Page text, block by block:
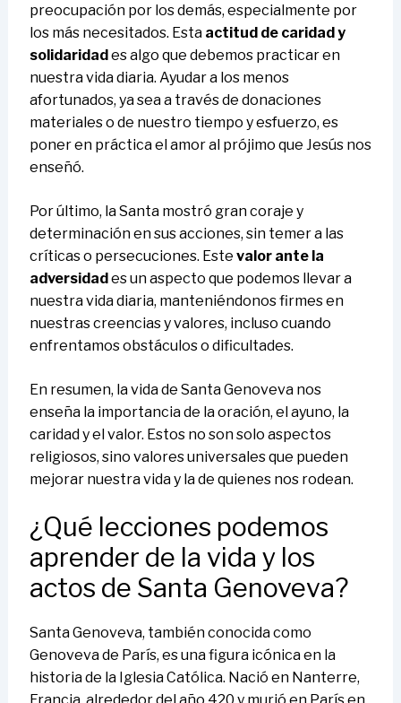
preocupación por los demás, especialmente por
los más necesitados. Esta actitud de caridad y
solidaridades algo que debemos practicar en
nuestra vida diaria. Ayudar a los menos
afortunados, ya sea a través de donaciones
materiales o de nuestro tiempo y esfuerzo, es
poner en práctica el amor al prójimo que Jesús nos
enseñó.
Por último, la Santa mostró gran coraje y
determinación en sus acciones, sin temer a las
críticas o persecuciones. Este valor ante la
adversidades un aspecto que podemos llevar a
nuestra vida diaria, manteniéndonos firmes en
nuestras creencias y valores, incluso cuando
enfrentamos obstáculos o dificultades.
En resumen, la vida de Santa Genoveva nos
enseña la importancia de la oración, el ayuno, la
caridad y el valor. Estos no son solo aspectos
religiosos, sino valores universales que pueden
mejorar nuestra vida y la de quienes nos rodean.
¿Qué lecciones podemos
aprender de la vida y los
actos de Santa Genoveva?
Santa Genoveva, también conocida como
Genoveva de París, es una figura icónica en la
historia de la Iglesia Católica. Nació en Nanterre,
Francia, alrededor del año 420 y murió en París en